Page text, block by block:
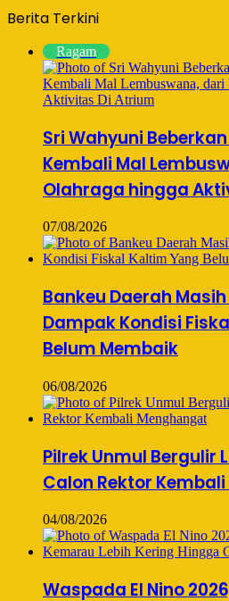
Berita Terkini
Ragam
Sri Wahyuni
Kembali Mal
Olahraga hingga
07/08/2026
Bankeu Daerah
Dampak Kondisi
Belum Membaik
06/08/2026
Pilrek Unmul Bergulir
Calon Rektor
04/08/2026
Waspada El Nino